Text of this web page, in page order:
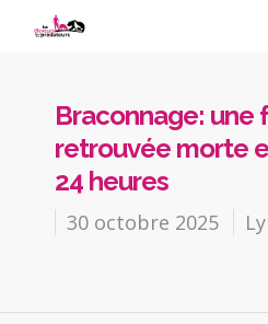
Braconnage: une
retrouvée morte
24 heures
30 octobre 2025